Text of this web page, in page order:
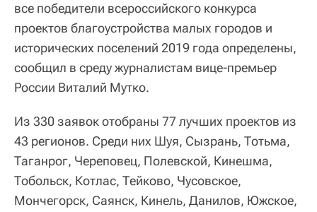
все победители всероссийского конкурса
проектов благоустройства малых городов и
исторических поселений 2019 года определены,
сообщил в среду журналистам вице-премьер
России Виталий Мутко.
Из 330 заявок отобраны 77 лучших проектов из
43 регионов. Среди них Шуя, Сызрань, Тотьма,
Таганрог, Череповец, Полевской, Кинешма,
Тобольск, Котлас, Тейково, Чусовское,
Мончегорск, Саянск, Кинель, Данилов, Южское,